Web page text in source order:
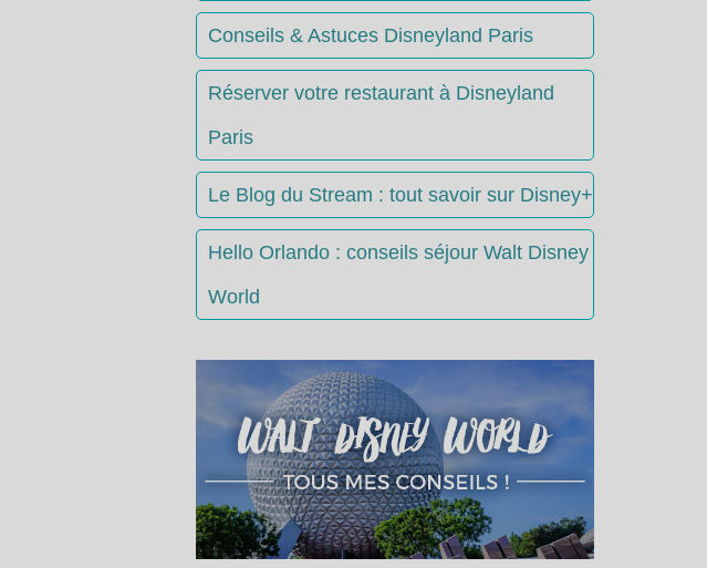
Conseils & Astuces Disneyland Paris
Réserver votre restaurant à Disneyland
Paris
Le Blog du Stream : tout savoir sur Disney+
Hello Orlando : conseils séjour Walt Disney
World